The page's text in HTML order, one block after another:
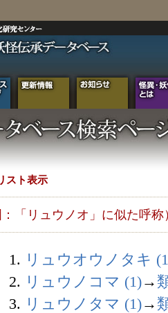
スト表示
：「リュウノオ」に似た呼称
1. リュウオウノタキ
2. リュウノコマ (1)→
3. リュウノタマ (1)→